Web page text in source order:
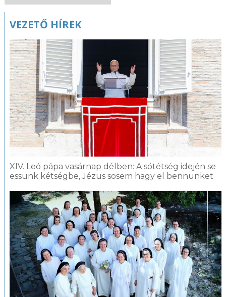
VEZETŐ HÍREK
XIV. Leó pápa vasárnap délben: A sötétség idején se
essünk kétségbe, Jézus sosem hagy el bennünket